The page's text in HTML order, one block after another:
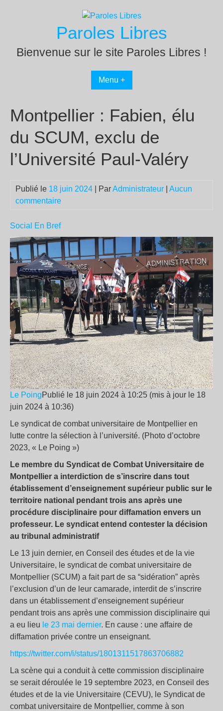
Paroles Libres
Bienvenue sur le site Paroles Libres !
Menu +
Montpellier : Fabien, élu
du SCUM, exclu de
l’Université Paul-Valéry
Publié le 18 juin 2024 | ParAdministrateur
Aucun
commentaire
Social En Bref
Le PoingPublié le 18 juin 2024 à 10:25 (mis à jour le 18
juin 2024 à 10:36)
Le syndicat de combat universitaire de Montpellier en
lutte contre la sélection à l’université. (Photo d’octobre
2023, « Le Poing »)
Le membre du Syndicat de Combat Universitaire de
Montpellier a interdiction de s’inscrire dans tout
établissement d’enseignement supérieur public sur le
territoire national pendant trois ans après une
procédure disciplinaire pour diffamation envers un
professeur. Le syndicat entend contester la décision
au tribunal administratif
Le 13 juin dernier, en Conseil des études et de la vie
Universitaire, le syndicat de combat universitaire de
Montpellier (SCUM) a fait part de sa “sidération” après
l’exclusion d’un de leur camarade, interdit de s’inscrire
dans un établissement d’enseignement supérieur
pendant trois ans après une commission disciplinaire qui
a eu lieu le 23 mai dernier. En cause : une affaire de
diffamation privée contre un enseignant.
https://twitter.com/i/status/1801311517863706882
La scène qui a conduit à cette commission disciplinaire
se serait déroulée le 19 septembre 2023, en Conseil des
études et de la vie Universitaire (CEVU), le Syndicat de
combat universitaire de Montpellier, comme à son